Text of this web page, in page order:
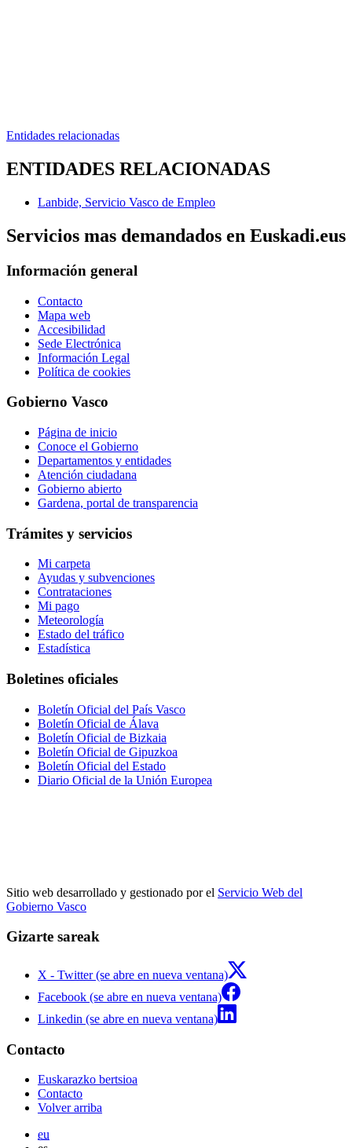
Entidades relacionadas
ENTIDADES RELACIONADAS
Lanbide, Servicio Vasco de Empleo
Servicios mas demandados en Euskadi.eus
Información general
Contacto
Mapa web
Accesibilidad
Sede Electrónica
Información Legal
Política de cookies
Gobierno Vasco
Página de inicio
Conoce el Gobierno
Departamentos y entidades
Atención ciudadana
Gobierno abierto
Gardena, portal de transparencia
Trámites y servicios
Mi carpeta
Ayudas y subvenciones
Contrataciones
Mi pago
Meteorología
Estado del tráfico
Estadística
Boletines oficiales
Boletín Oficial del País Vasco
Boletín Oficial de Álava
Boletín Oficial de Bizkaia
Boletín Oficial de Gipuzkoa
Boletín Oficial del Estado
Diario Oficial de la Unión Europea
Sitio web desarrollado y gestionado por el Servicio Web del
Gobierno Vasco
Gizarte sareak
X - Twitter (se abre en nueva ventana)
Facebook (se abre en nueva ventana)
Linkedin (se abre en nueva ventana)
Contacto
Euskarazko bertsioa
Contacto
Volver arriba
eu